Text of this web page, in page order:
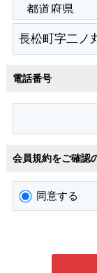
電話番号
会員規約をご確認
同意する